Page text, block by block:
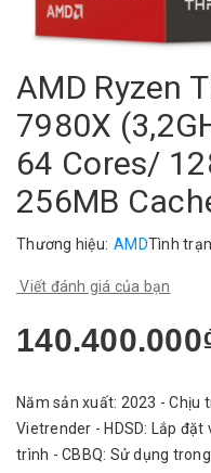
AMD Ryzen
7980X
64 Cores/
256MB
Thương hiệu: AMDTình
Viết đánh giá của bạn
Năm sản xuất: 2023 - Chịu
Vietrender - HDSD: Lắp
trình - CBBQ: Sử dụng